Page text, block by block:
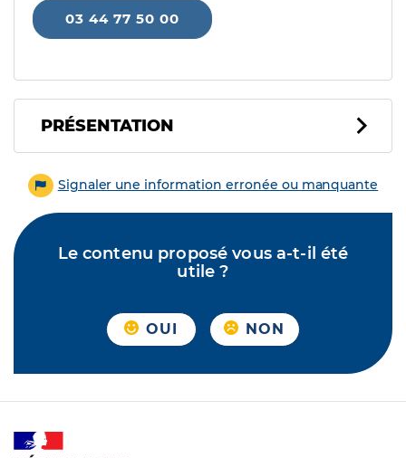
03 44 77 50 00
PRÉSENTATION
Signaler une information erronée ou manquante
Le contenu proposé vous a-t-il été
utile ?
OUI NON